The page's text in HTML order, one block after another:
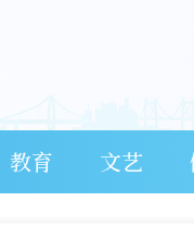
教育 文艺